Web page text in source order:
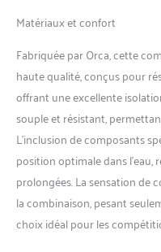
Matériaux et confort
Fabriquée par Orca, cette
haute qualité, conçus pour
offrant une excellente
souple et résistant,
L’inclusion de composants
position optimale dans l’eau,
prolongées. La sensation de
la combinaison, pesant
choix idéal pour les